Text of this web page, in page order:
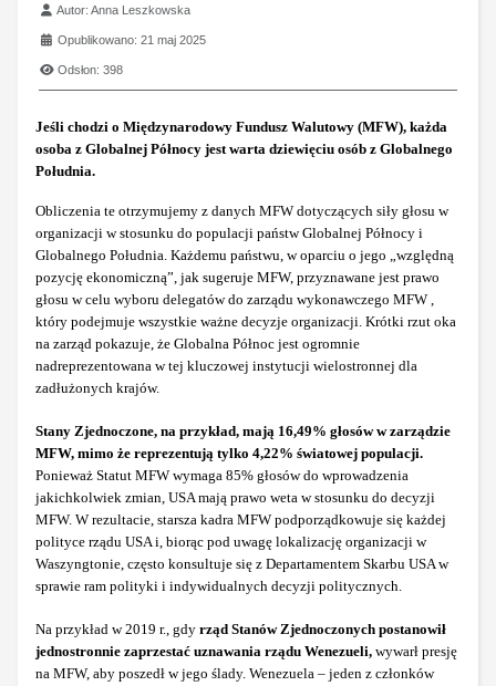
Szczegóły
Autor:Anna Leszkowska
Opublikowano: 21 maj 2025
Odsłon: 398
Jeśli chodzi o Międzynarodowy Fundusz Walutowy (MFW), każda
osoba z Globalnej Północy jest warta dziewięciu osób z Globalnego
Południa.
Obliczenia te otrzymujemy z danych MFW dotyczących siły głosu w
organizacji w stosunku do populacji państw Globalnej Północy i
Globalnego Południa. Każdemu państwu, w oparciu o jego „względną
pozycję ekonomiczną”, jak sugeruje MFW, przyznawane jest prawo
głosu w celu wyboru delegatów do zarządu wykonawczego MFW ,
który podejmuje wszystkie ważne decyzje organizacji. Krótki rzut oka
na zarząd pokazuje, że Globalna Północ jest ogromnie
nadreprezentowana w tej kluczowej instytucji wielostronnej dla
zadłużonych krajów.
Stany Zjednoczone, na przykład, mają 16,49% głosów w zarządzie
MFW, mimo że reprezentują tylko 4,22% światowej populacji.
Ponieważ Statut MFW wymaga 85% głosów do wprowadzenia
jakichkolwiek zmian, USA mają prawo weta w stosunku do decyzji
MFW. W rezultacie, starsza kadra MFW podporządkowuje się każdej
polityce rządu USA i, biorąc pod uwagę lokalizację organizacji w
Waszyngtonie, często konsultuje się z Departamentem Skarbu USA w
sprawie ram polityki i indywidualnych decyzji politycznych.
Na przykład w 2019 r., gdy rząd Stanów Zjednoczonych postanowił
jednostronnie zaprzestać uznawania rządu Wenezueli, wywarł presję
na MFW, aby poszedł w jego ślady. Wenezuela – jeden z członków